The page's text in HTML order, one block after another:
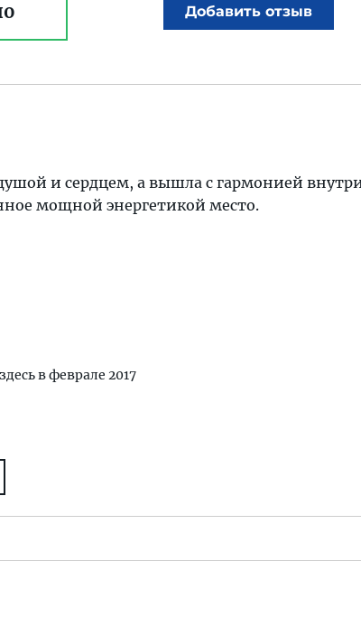
Добавить отзыв
и сердцем, а вышла с гармонией
мощной энергетикой место.
в феврале 2017